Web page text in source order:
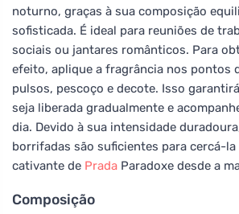
noturno, graças à sua composição
sofisticada. É ideal para reuniões de
sociais ou jantares românticos. Para
efeito, aplique a fragrância nos pontos
pulsos, pescoço e decote. Isso
seja liberada gradualmente e
dia. Devido à sua intensidade
borrifadas são suficientes para cercá-la
cativante de Prada Paradoxe desde a
Composição